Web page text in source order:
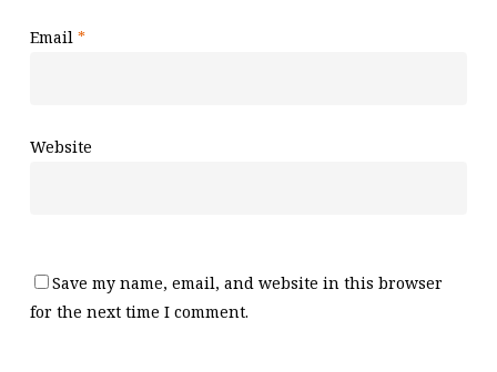
Email *
Website
Save my name, email, and website in this browser
for the next time I comment.